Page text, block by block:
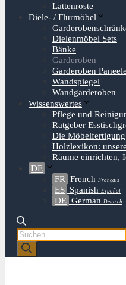
Lattenroste
Diele- / Flurmöbel
Dielenmöbel Sets
Bänke
Garderoben
Garderoben Paneele
Wandspiegel
Wandgarderoben
Wissenswertes
Pflege und
Ratgeber
Die
Holzlexikon:
Räume einrichten,
DE
FR French Français
ES Spanish Español
DE German Deutsch
Products
search